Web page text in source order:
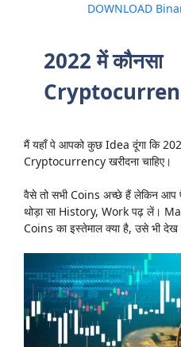
DOWNLOAD
2022 में कौनसा
मैं यहाँ पे आपको कुछ Idea दूंगा कि
Cryptocurrency खरीदना चाहिए।
वैसे तो सभी Coins अच्छे हैं लेकिन
थोड़ा सा History, Work पढ़ लें।
Coins का इस्तेमाल क्या है, उसे भी